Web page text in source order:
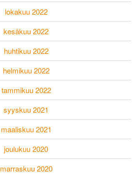
lokakuu 2022
kesäkuu 2022
huhtikuu 2022
helmikuu 2022
tammikuu 2022
syyskuu 2021
maaliskuu 2021
joulukuu 2020
marraskuu 2020